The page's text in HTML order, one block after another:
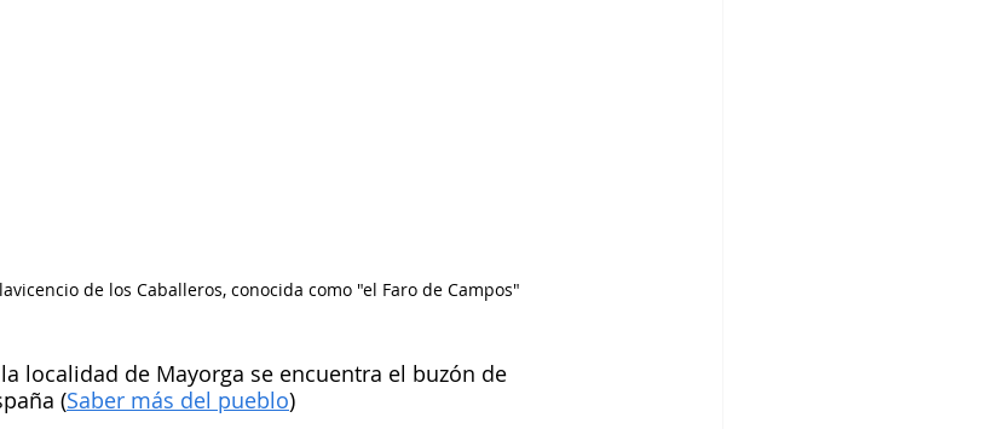
de los Caballeros, conocida como "el Faro de Campos"
localidad de Mayorga se encuentra el buzón de
(Saber más del pueblo)